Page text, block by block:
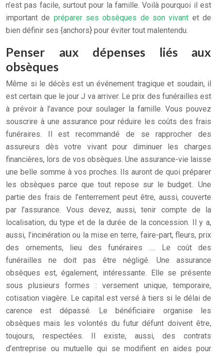
n’est pas facile, surtout pour la famille. Voilà pourquoi il est
important de préparer ses obsèques de son vivant et de
bien définir ses {anchors} pour éviter tout malentendu.
Penser aux dépenses liés aux
obsèques
Même si le décès est un événement tragique et soudain, il
est certain que le jour J va arriver. Le prix des funérailles est
à prévoir à l’avance pour soulager la famille. Vous pouvez
souscrire à une assurance pour réduire les coûts des frais
funéraires. Il est recommandé de se rapprocher des
assureurs dès votre vivant pour diminuer les charges
financières, lors de vos obsèques. Une assurance-vie laisse
une belle somme à vos proches. Ils auront de quoi préparer
les obsèques parce que tout repose sur le budget.. Une
partie des frais de l’enterrement peut être, aussi, couverte
par l’assurance. Vous devez, aussi, tenir compte de la
localisation, du type et de la durée de la concession. Il y a,
aussi, l’incinération ou la mise en terre, faire-part, fleurs, prix
des ornements, lieu des funéraires …. Le coût des
funérailles ne doit pas être négligé. Une assurance
obsèques est, également, intéressante. Elle se présente
sous plusieurs formes : versement unique, temporaire,
cotisation viagère. Le capital est versé à tiers si le délai de
carence est dépassé. Le bénéficiaire organise les
obsèques mais les volontés du futur défunt doivent être,
toujours, respectées. Il existe, aussi, des contrats
d’entreprise ou mutuelle qui se modifient en aides pour